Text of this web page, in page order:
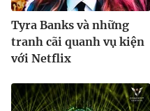
Tyra Banks và những
tranh cãi quanh vụ kiện
với Netflix